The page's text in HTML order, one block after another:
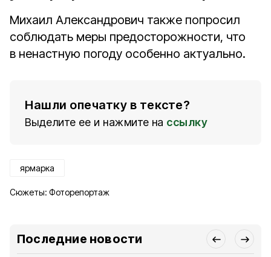
Михаил Александрович также попросил
соблюдать меры предосторожности, что
в ненастную погоду особенно актуально.
Нашли опечатку в тексте?
Выделите ее и нажмите на ссылку
ярмарка
Сюжеты: Фоторепортаж
Последние новости